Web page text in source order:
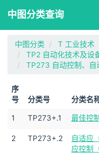
中图分类查询
中图分类 T 工业技术
TP2 自动化技术及设
TP273 自动控制、自
序
号
分类号 分类名
1
TP273+.1 最佳控
2 TP273+.2
自适应
应控制